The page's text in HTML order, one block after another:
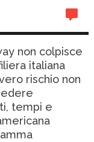
non colpisce
italiana
rischio non
tempi e